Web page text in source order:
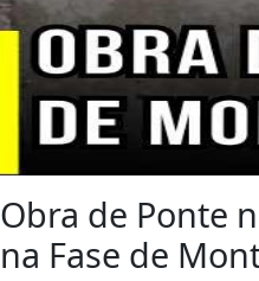
Obra de Ponte
na Fase de